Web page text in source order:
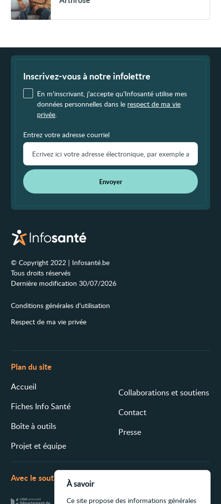
Inscrivez-vous à notre infolettre
En m'inscrivant, j'accepte qu'Infosanté utilise mes
données personnelles dans le respect de ma vie
privée.
Entrez votre adresse courriel
Envoyer
© Copyright 2022 | Infosanté.be
Tous droits réservés
Dernière modification 30/07/2026
Conditions générales d'utilisation
Respect de ma vie privée
Plan du site
Accueil
Fiches Info Santé
Boîte à outils
Projet et équipe
Collaborations et soutiens
Contact
Presse
Avec le soutien de
À savoir
Ce site propose des informations générales